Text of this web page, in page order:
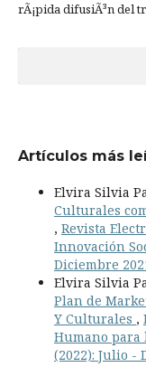
rÃ¡pida difusiÃ³n del
Artículos más
Elvira Silvia
Culturales
, Revista
Innovación
Diciembre
Elvira Silvia
Plan de
Y Culturales ,
Humano para
(2022): Julio -